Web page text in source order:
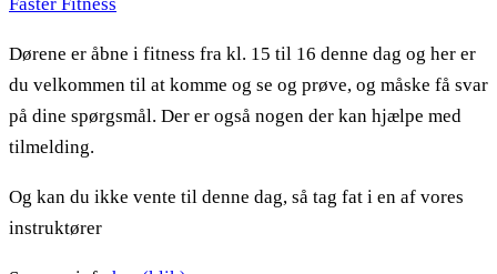
Dørene er åbne i fitness fra kl. 15 til 16 denne dag og her er
du velkommen til at komme og se og prøve, og måske få svar
på dine spørgsmål. Der er også nogen der kan hjælpe med
tilmelding.
Og kan du ikke vente til denne dag, så tag fat i en af vores
instruktører